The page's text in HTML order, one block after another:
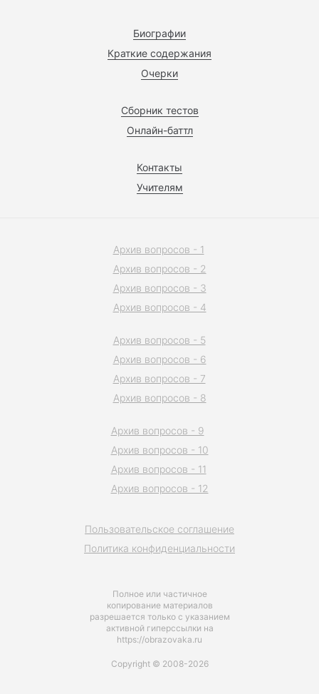
Биографии
Краткие содержания
Очерки
Сборник тестов
Онлайн-баттл
Контакты
Учителям
Полное или частичное
копирование материалов
разрешается только с указанием
активной гиперссылки на
https://obrazovaka.ru
Пользовательское соглашение
Политика конфиденциальности
Архив вопросов - 1
Архив вопросов - 2
Архив вопросов - 3
Архив вопросов - 4
Архив вопросов - 5
Архив вопросов - 6
Архив вопросов - 7
Архив вопросов - 8
Архив вопросов - 9
Архив вопросов - 10
Архив вопросов - 11
Архив вопросов - 12
Copyright © 2008-2026